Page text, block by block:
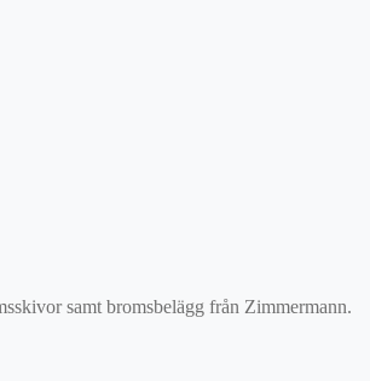
samt bromsbelägg från Zimmermann.